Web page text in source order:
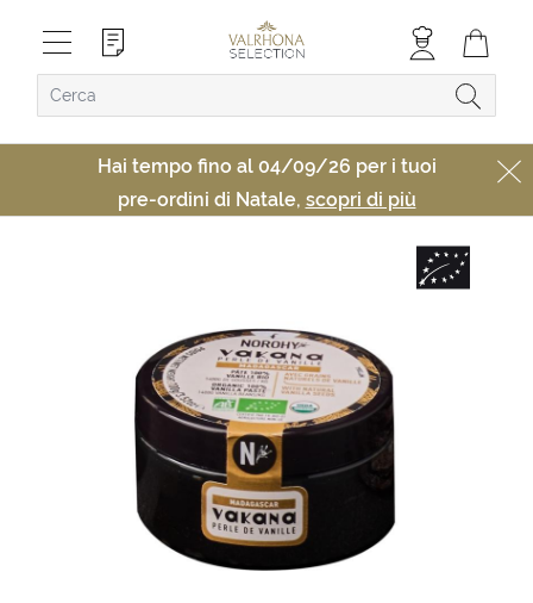
Hai tempo fino al 04/09/26 per i tuoi
pre-ordini di Natale, scopri di più